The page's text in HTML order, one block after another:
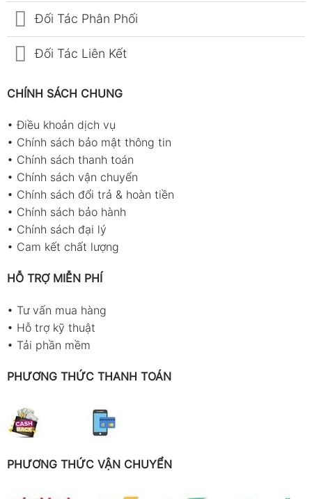
Đối Tác Phân Phối
Đối Tác Liên Kết
CHÍNH SÁCH CHUNG
•Điều khoản dịch vụ
• Chính sách bảo mật thông tin
• Chính sách thanh toán
• Chính sách vận chuyển
• Chính sách đổi trả & hoàn tiền
• Chính sách bảo hành
• Chính sách đại lý
• Cam kết chất lượng
HỖ TRỢ MIỄN PHÍ
• Tư vấn mua hàng
• Hỗ trợ kỹ thuật
• Tải phần mềm
PHƯƠNG THỨC THANH TOÁN
PHƯƠNG THỨC VẬN CHUYỂN